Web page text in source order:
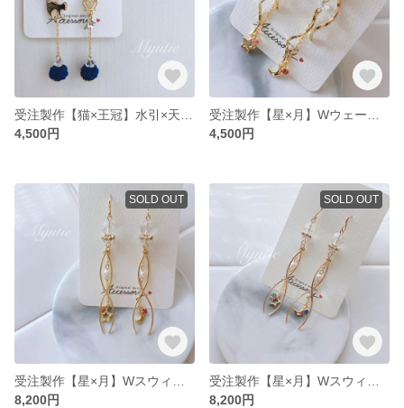
4,500円
4,500円
SOLD OUT
8,200円
SOLD OUT
8,200円